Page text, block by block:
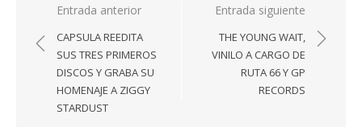
Navegación
de
entradas
Entrada anterior
CAPSULA REEDITA
SUS TRES PRIMEROS
DISCOS Y GRABA SU
HOMENAJE A ZIGGY
STARDUST
Entrada siguiente
THE YOUNG WAIT,
VINILO A CARGO DE
RUTA 66 Y GP
RECORDS